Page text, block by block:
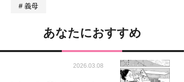
義母
あなたにおすすめ
2026.03.08